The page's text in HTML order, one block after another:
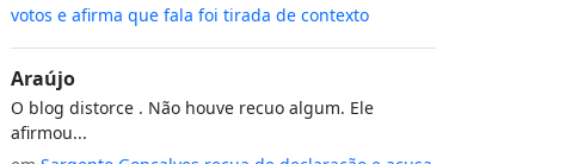
votos e afirma que fala foi tirada de contexto
Araújo
O blog distorce . Não houve recuo algum. Ele
afirmou...